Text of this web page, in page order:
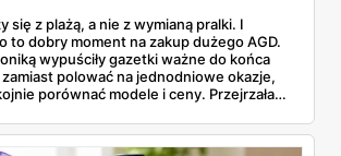
się z plażą, a nie z wymianą pralki. I
to dobry moment na zakup dużego AGD.
wypuściły gazetki ważne do końca
polować na jednodniowe okazje,
porównać modele i ceny. Przejrzałam
i terminami.